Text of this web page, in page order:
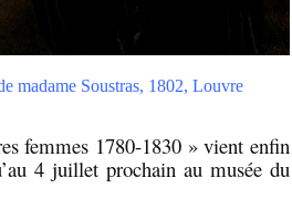
madame Soustras, 1802, Louvre
femmes 1780-1830 » vient enfin
4 juillet prochain au musée du